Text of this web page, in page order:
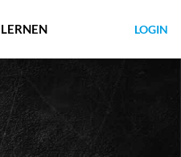
LERNEN LOGIN